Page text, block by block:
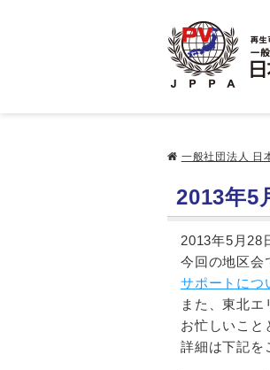
一般社団法人 日
2013年5
2013年5月28
今回の地区会
サポートにつ
また、東北エ
お忙しいこと
詳細は下記を